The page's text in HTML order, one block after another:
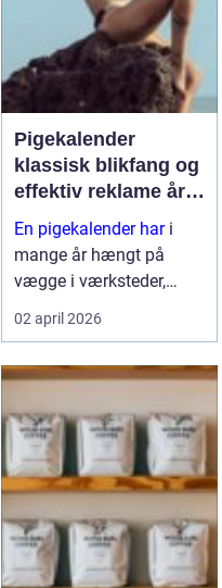
Pigekalender
klassisk blikfang og
effektiv reklame året
rundt
En pigekalender hari
mange år hængt på
vægge i værksteder,
lagerhaller og
frokoststuer over hele
et stykke tradition og
humor på
arbejdspladsen, for
andre er d...
02 april 2026